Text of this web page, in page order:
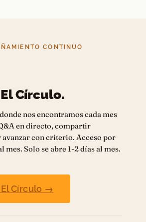
CONTINUO
Círculo.
nos encontramos cada mes
en directo, compartir
con criterio. Acceso por
mes. Solo se abre 1-2 días al mes.
Círculo →